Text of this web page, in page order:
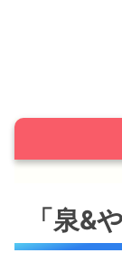
沖縄
た
「泉&